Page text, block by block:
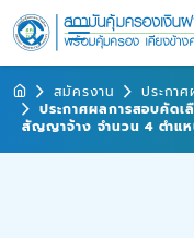
สมัครงาน
ประกาศ
ประกาศผลการสอบคัดเ
สัญญาจ้าง จำนวน 4 ตำแ